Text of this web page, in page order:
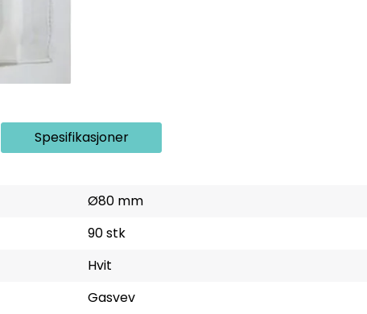
Spesifikasjoner
Ø80 mm
90 stk
Hvit
Gasvev